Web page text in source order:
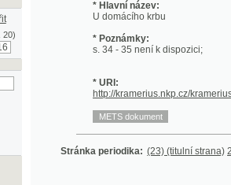
* Poznámky:
s. 34 - 35 není k dispozici;
* URI:
Stránka periodika: (23) (titulní strana)